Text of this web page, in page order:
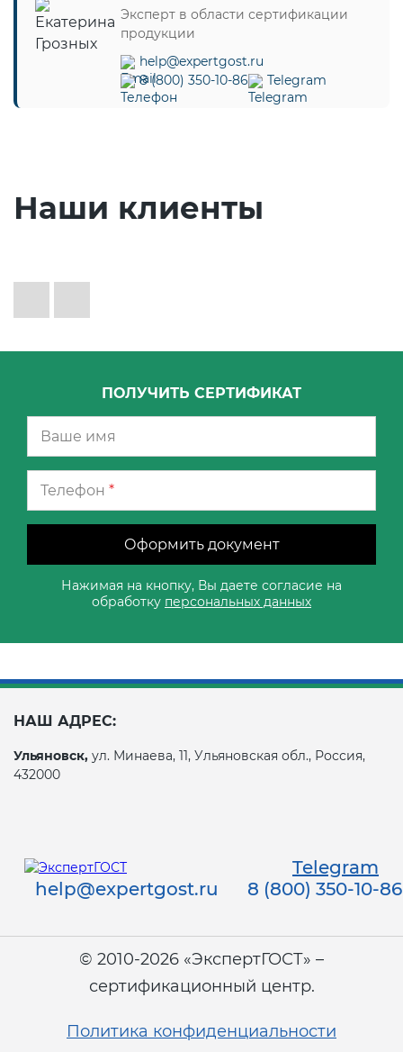
Эксперт в области сертификации
продукции
help@expertgost.ru
8 (800) 350-10-86
Telegram
Наши клиенты
ПОЛУЧИТЬ СЕРТИФИКАТ
Телефон *
Оформить документ
Нажимая на кнопку, Вы даете согласие на
обработку персональных данных
НАШ АДРЕС:
Ульяновск, ул. Минаева, 11, Ульяновская обл., Россия,
432000
Telegram
help@expertgost.ru
8 (800) 350-10-86
© 2010-2026 «ЭкспертГОСТ» –
сертификационный центр.
Политика конфиденциальности